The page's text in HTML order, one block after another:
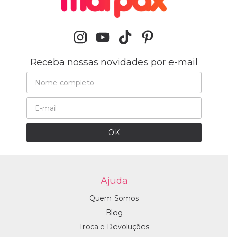
Receba nossas novidades por e-mail
Ajuda
Quem Somos
Blog
Troca e Devoluções